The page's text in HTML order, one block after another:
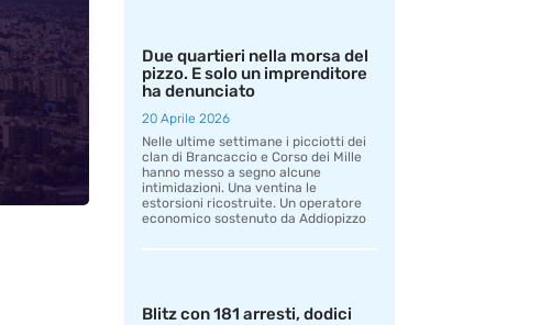
Due quartieri nella morsa del
pizzo. E solo un imprenditore
ha denunciato
20 Aprile 2026
Nelle ultime settimane i picciotti dei
clan di Brancaccio e Corso dei Mille
hanno messo a segno alcune
intimidazioni. Una ventina le
estorsioni ricostruite. Un operatore
economico sostenuto da Addiopizzo
Blitz con 181 arresti, dodici